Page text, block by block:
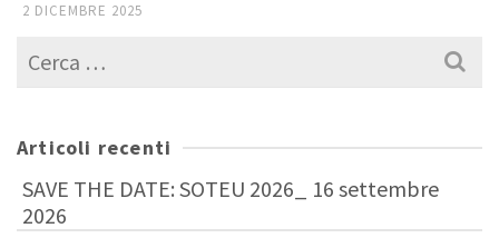
2 DICEMBRE 2025
Cerca
per:
Articoli recenti
SAVE THE DATE: SOTEU 2026_ 16 settembre
2026